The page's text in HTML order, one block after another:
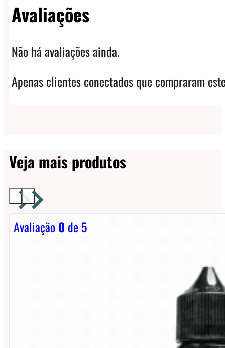
Avaliações
Não há avaliações ainda.
Apenas clientes conectados que compraram
Veja mais produtos
Avaliação0 de 5